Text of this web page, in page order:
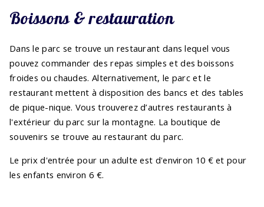
Boissons & restauration
Dans le parc se trouve un restaurant dans lequel vous
pouvez commander des repas simples et des boissons
froides ou chaudes. Alternativement, le parc et le
restaurant mettent à disposition des bancs et des tables
de pique-nique. Vous trouverez d’autres restaurants à
l'extérieur du parc sur la montagne. La boutique de
souvenirs se trouve au restaurant du parc.
Le prix d'entrée pour un adulte est d'environ 10 € et pour
les enfants environ 6 €.